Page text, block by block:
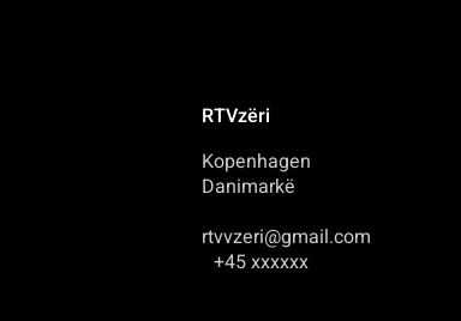
RTVzëri
Kopenhagen
Danimarkë
rtvvzeri@gmail.com
+45 xxxxxx